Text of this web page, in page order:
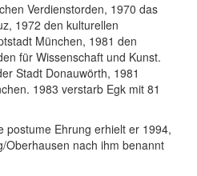
Verdienstorden, 1970 das
1972 den kulturellen
München, 1981 den
für Wissenschaft und Kunst.
Stadt Donauwörth, 1981
1983 verstarb Egk mit 81
postume Ehrung erhielt er 1994,
Oberhausen nach ihm benannt